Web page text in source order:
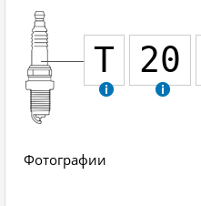
T 20
Фотографии